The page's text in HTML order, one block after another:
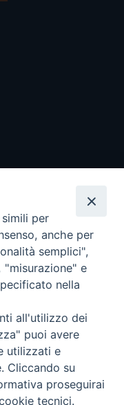
riservati - Vita
Torna
per
anche per
semplici",
"misurazione" e
nella
all'utilizzo dei
puoi avere
utilizzati e
Cliccando su
proseguirai
tecnici.